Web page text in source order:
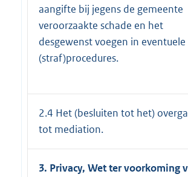
aangifte bij jegens de gemeente
veroorzaakte schade en het
desgewenst voegen in eventuele
(straf)procedures.
2.4 Het (besluiten tot het)
tot mediation.
3. Privacy, Wet ter voorkoming